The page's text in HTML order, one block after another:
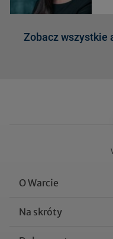
Zobacz wszystkie
O Warcie
Na skróty